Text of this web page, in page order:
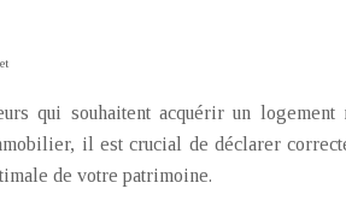
qui souhaitent acquérir un
il est crucial de déclarer
de votre patrimoine.